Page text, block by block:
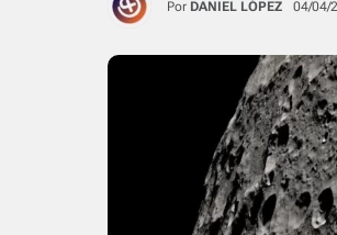
Por DANIEL LÓPEZ 04/